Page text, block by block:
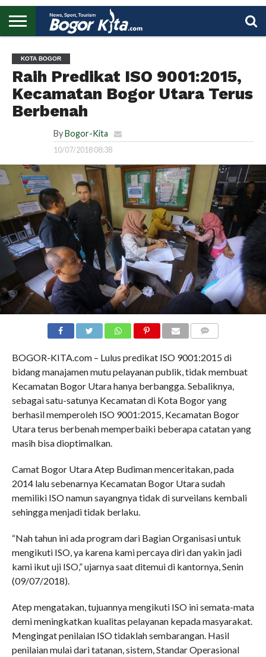
UTAMA
KOTA BOGOR
Raih Predikat ISO 9001:2015,
Kecamatan Bogor Utara Terus
Berbenah
By Bogor-Kita
10/07/2018 08:38
BOGOR-KITA.com – Lulus predikat ISO 9001:2015 di
bidang manajamen mutu pelayanan publik, tidak membuat
Kecamatan Bogor Utara hanya berbangga. Sebaliknya,
sebagai satu-satunya Kecamatan di Kota Bogor yang
berhasil memperoleh ISO 9001:2015, Kecamatan Bogor
Utara terus berbenah memperbaiki beberapa catatan yang
masih bisa dioptimalkan.
Camat Bogor Utara Atep Budiman menceritakan, pada
2014 lalu sebenarnya Kecamatan Bogor Utara sudah
memiliki ISO namun sayangnya tidak di surveilans kembali
sehingga menjadi tidak berlaku.
“Nah tahun ini ada program dari Bagian Organisasi untuk
mengikuti ISO, ya karena kami percaya diri dan yakin jadi
kami ikut uji ISO,” ujarnya saat ditemui di kantornya, Senin
(09/07/2018).
Atep mengatakan, tujuannya mengikuti ISO ini semata-mata
demi meningkatkan kualitas pelayanan kepada masyarakat.
Mengingat penilaian ISO tidaklah sembarangan. Hasil
penilaian mulai dari tatanan, sistem, Standar Operasional